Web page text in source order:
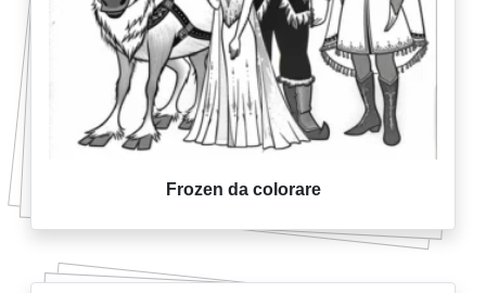
Frozen da colorare